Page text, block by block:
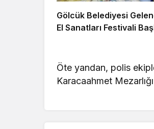
Gölcük Belediyesi
El Sanatları Festivali
Öte yandan, polis
Karacaahmet